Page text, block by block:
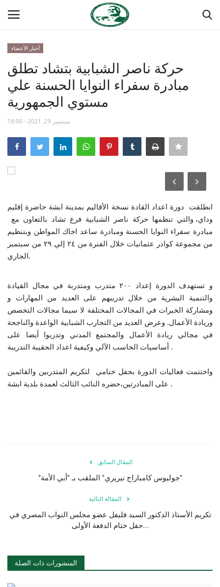
الصفحة الرئيسية
مدرسة الطليعة الوطنية
منتدى ناصر الدولي
فريق العمل
إرث جمال عبدالناصر
أخبار
شروط وأحكام منحة ناصر للقيادة الدولية
منحة ناصر للقيادة الدولية
مرجعياتنا
الرواد
الشركاء
لغة
English
أخبار الأعضاء
حركة ناصر الشبابية بتشاد تطلق
مبادرة سفراء النوايا الحسنة علي
سبتمبر 29, 2021 - 18:00
انطلقت دورة اعداد القادة نسخة الأقاليم بمدينة ابشة حاضرة إقليم
وداي، والتي تنظمها حركة ناصر الشبابية فرع تشاد بالتعاون مع
مبادرة سفراء النوايا الحسنة ومبادرة ساعد اخاك المواطن وبتنظيم
من مجموعة كوادر عثمانيات خلال الفنرة من
٢٤ إلي ٢٩ من سبتمبر
الجاري.
و تستهدف الدورة إعداد ٢٠٠ متدرب ومتدربة في مجال القيادة
والتنمية البشرية من خلال تدريبهم على العديد من المهارات و
ومشاركة الخبرات في المجالات المختلفة لا سيما مجالات التخصص
وريادة الأعمال. وعرض العديد من التجارب الشبابية الواعدة والناجحة
في مجالي ريادة الأعمال والمجتمع المدني وتدربوا أيضا على
أساسيات الحاسب الآلي وكيفية اعداد الحقيبة التدريبة .
واختتمت فعاليات الدورة بحفل ختامي لتكريم المتدربين والقائمين
على المبادرتين،حضره النائب الثالث لعمدة بلدية ابشة .
المقال السابق
"جوليوس كامباراج نيريري" الملقب بـ "أبي الأمة"
المقالة التالية
تكريم الأستاذ الدكتور السيد فليفل عضو مجلس النواب المصري في
حفل ختام الدفعة الأولى...
المنشورات ذات الصلة